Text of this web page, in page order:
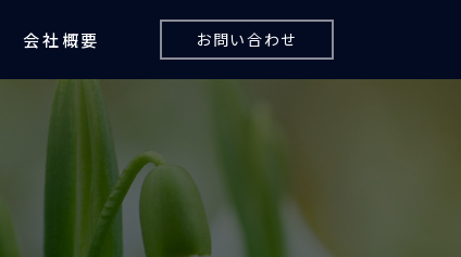
会社概要 お問い合わせ